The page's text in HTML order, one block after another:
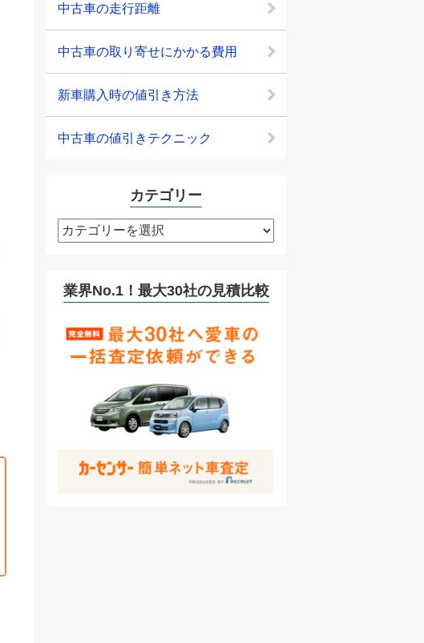
中古車の走行距離
中古車の取り寄せにかかる費用
新車購入時の値引き方法
中古車の値引きテクニック
カテゴリー
カ
テ
リ
ー
業界No.1！最大30社の見積比較